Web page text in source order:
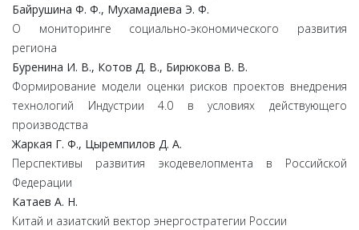
Байрушина Ф. Ф., Мухамадиева Э. Ф.
О мониторинге социально-экономического развития
региона
Буренина И. В., Котов Д. В., Бирюкова В. В.
Формирование модели оценки рисков проектов внедрения
технологий Индустрии 4.0 в условиях действующего
производства
Жаркая Г. Ф., Цыремпилов Д. А.
Перспективы развития экодевелопмента в Российской
Федерации
Катаев А. Н.
Китай и азиатский вектор энергостратегии России